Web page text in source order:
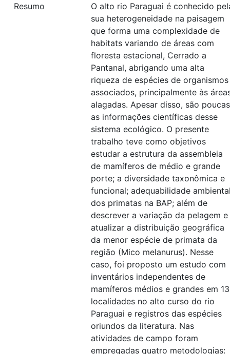
Resumo
O alto rio Paraguai é conhecido
sua heterogeneidade na paisagem
que forma uma complexidade de
habitats variando de áreas com
floresta estacional, Cerrado a
Pantanal, abrigando uma alta
riqueza de espécies de organismos
associados, principalmente às
alagadas. Apesar disso, são poucas
as informações científicas desse
sistema ecológico. O presente
trabalho teve como objetivos
estudar a estrutura da assembleia
de mamíferos de médio e grande
porte; a diversidade taxonômica e
funcional; adequabilidade
dos primatas na BAP; além de
descrever a variação da pelagem e
atualizar a distribuição geográfica
da menor espécie de primata da
região (Mico melanurus). Nesse
caso, foi proposto um estudo com
inventários independentes de
mamíferos médios e grandes em 13
localidades no alto curso do rio
Paraguai e registros das espécies
oriundos da literatura. Nas
atividades de campo foram
empregadas quatro metodologias: